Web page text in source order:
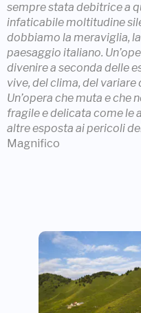
sempre stata debitrice a
infaticabile moltitudine
dobbiamo la meraviglia,
paesaggio italiano.
divenire a seconda delle
vive, del clima, del
Un’opera che muta e che
fragile e delicata come le
altre esposta ai pericoli
Magnifico